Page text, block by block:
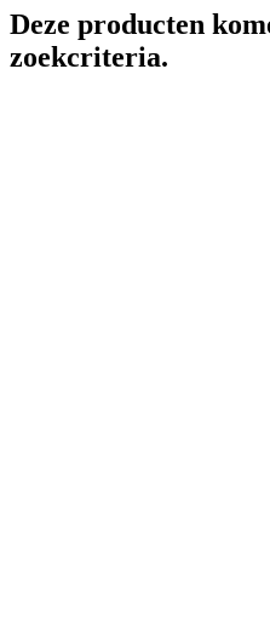
Deze producten
zoekcriteria.